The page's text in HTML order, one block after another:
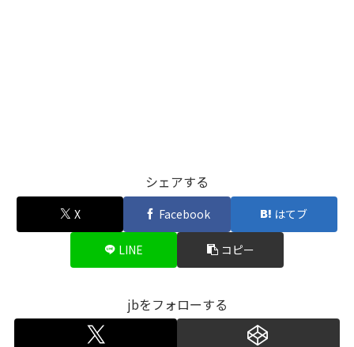
シェアする
X Facebook はてブ
LINE コピー
jbをフォローする